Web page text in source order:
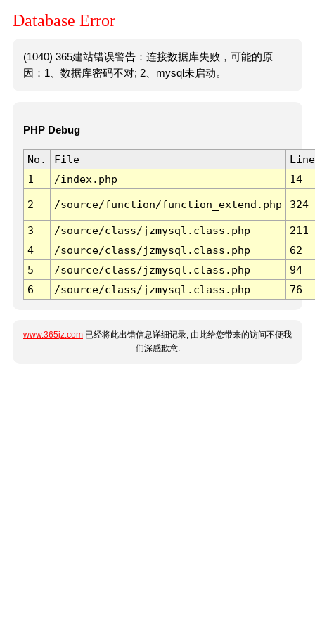
Database Error
(1040) 365建站错误警告：连接数据库失败，可能的原
因：1、数据库密码不对; 2、mysql未启动。
PHP Debug
No. File
Line
1
/index.php 14
2 /source/function/function_extend.php 324
3 /source/class/jzmysql.class.php
211
4
/source/class/jzmysql.class.php
62
5
/source/class/jzmysql.class.php
94
6
/source/class/jzmysql.class.php 76
www.365jz.com 已经将此出错信息详细记录, 由此给您带来的访问不便我
们深感歉意.